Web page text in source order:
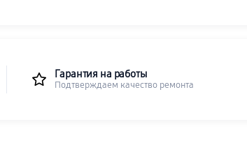
Гарантия на работы
Подтверждаем качество ремонта